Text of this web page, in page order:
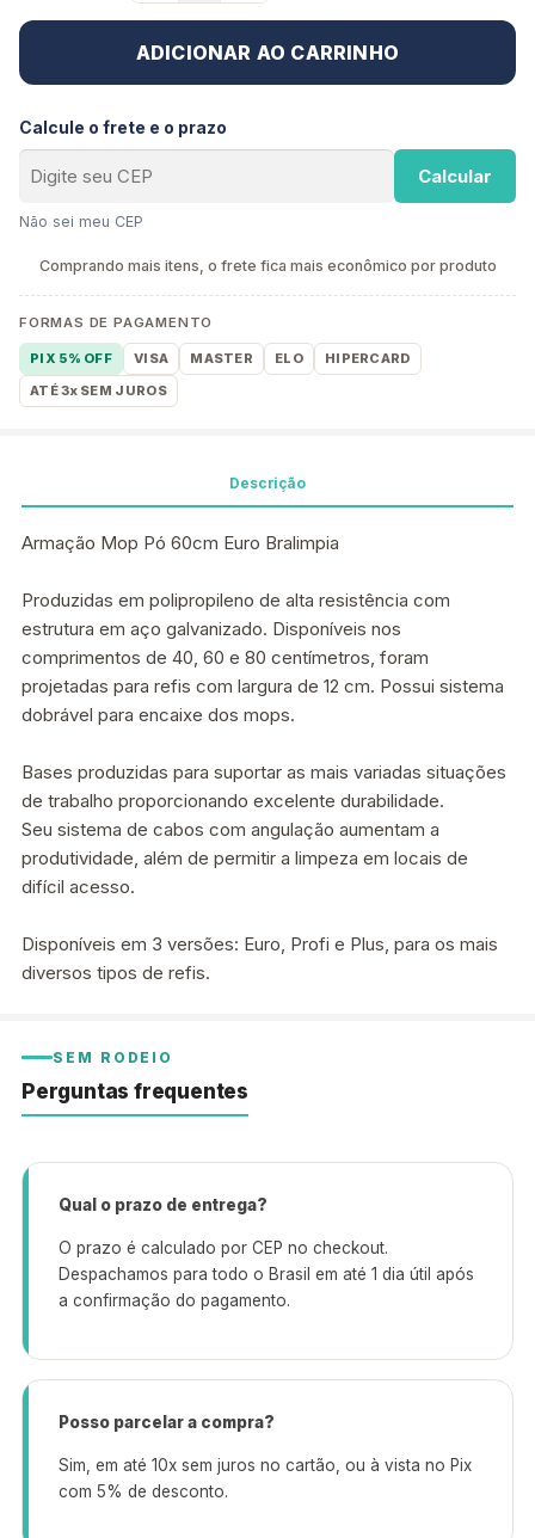
ADICIONAR AO CARRINHO
Calcule o frete e o prazo
Calcular
Não sei meu CEP
Comprando mais itens, o frete fica mais econômico por produto
FORMAS DE PAGAMENTO
PIX 5% OFF VISA MASTER ELO
HIPERCARD
ATÉ 3x SEM JUROS
Descrição
Armação Mop Pó 60cm Euro Bralimpia
Produzidas em polipropileno de alta resistência com
estrutura em aço galvanizado. Disponíveis nos
comprimentos de 40, 60 e 80 centímetros, foram
projetadas para refis com largura de 12 cm. Possui sistema
dobrável para encaixe dos mops.
Bases produzidas para suportar as mais variadas situações
de trabalho proporcionando excelente durabilidade.
Seu sistema de cabos com angulação aumentam a
produtividade, além de permitir a limpeza em locais de
difícil acesso.
Disponíveis em 3 versões: Euro, Profi e Plus, para os mais
diversos tipos de refis.
SEM RODEIO
Perguntas frequentes
Qual o prazo de entrega?
O prazo é calculado por CEP no checkout.
Despachamos para todo o Brasil em até 1 dia útil após
a confirmação do pagamento.
Posso parcelar a compra?
Sim, em até 10x sem juros no cartão, ou à vista no Pix
com 5% de desconto.